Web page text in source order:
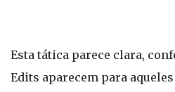
Esta tática parece clara,
Edits aparecem para